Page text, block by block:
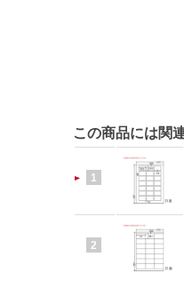
この商品には関
1
2